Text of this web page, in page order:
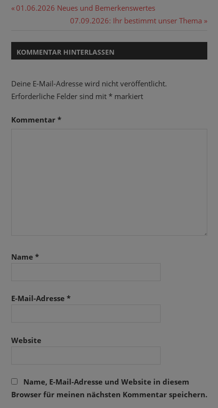
BUCH
GESUNDHEIT
MEDIZIN
OPERATION
Beitragsnavigation
Vorheriger
01.06.2026 Neues und Bemerkenswertes
Nächster
07.09.2026: Ihr bestimmt unser Thema
KOMMENTAR HINTERLASSEN
Deine E-Mail-Adresse wird nicht veröffentlicht.
Erforderliche Felder sind mit *markiert
Kommentar *
Name *
E-Mail-Adresse *
Website
Name, E-Mail-Adresse und Website in diesem
Browser für meinen nächsten Kommentar speichern.